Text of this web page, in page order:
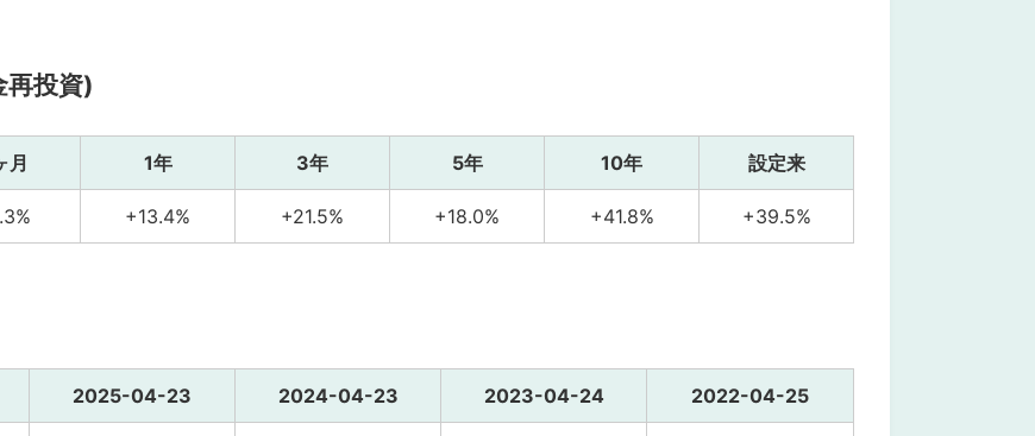
再投資)
月 1年 3年 5年 10年 設定来
+13.4% +21.5% +18.0% +41.8% +39.5%
2025-04-23 2024-04-23 2023-04-24 2022-04-25